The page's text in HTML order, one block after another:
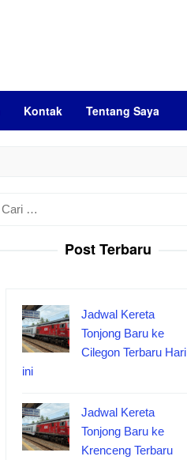
Kontak Tentang Saya
Post Terbaru
Jadwal Kereta
Tonjong Baru ke
Cilegon Terbaru Hari
ini
Jadwal Kereta
Tonjong Baru ke
Krenceng Terbaru